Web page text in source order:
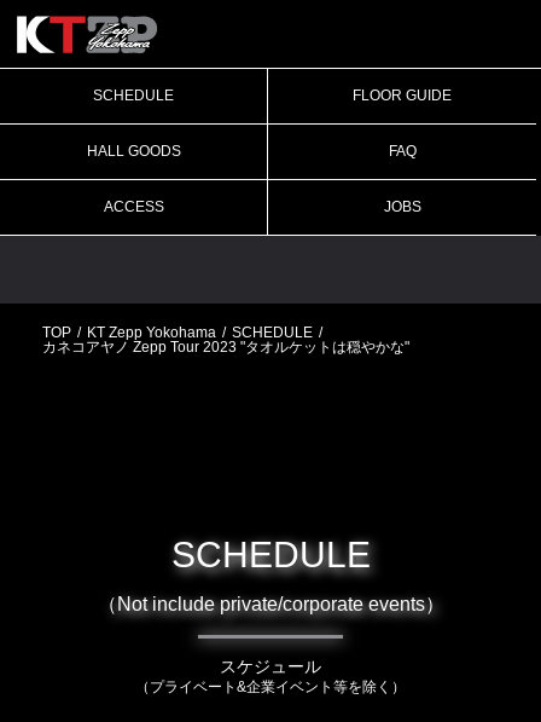
SCHEDULE FLOOR GUIDE
HALL GOODS FAQ
ACCESS JOBS
TOP KT Zepp Yokohama
SCHEDULE
カネコアヤノ Zepp Tour 2023 "タオルケットは穏やかな"
SCHEDULE
（Not include private/corporate events）
スケジュール
（プライベート&企業イベント等を除く）